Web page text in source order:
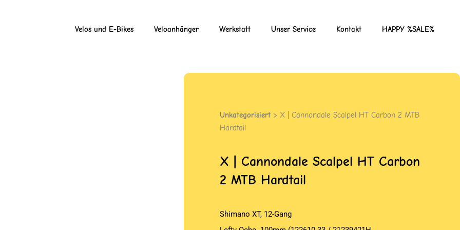
Velos und E-Bikes Veloanhänger Werkstatt Unser Service Kontakt HAPPY %SALE%
Unkategorisiert > X | Cannondale Scalpel HT Carbon 2 MTB
Hardtail
X | Cannondale Scalpel HT Carbon
2 MTB Hardtail
Shimano XT, 12-Gang